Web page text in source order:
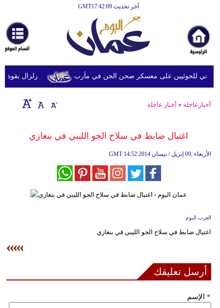
آخر تحديث GMT17:42:09
أخبارعاجلة
رياضة
ثقافة
إقتصاد
وموسيقى
ديكور
زلزال بقوة 6.3 درجة يضرب جنوب الفلبين دون تحذيرات من تسونامي أو أضرار فورية للحوثيين على معسكر صحن الجن في مأرب
أخبارعاجلة » أخبار عاجلة
اغتيال ضابط في سلاح الجو الليبي في بنغازي
GMT 14:52 2014 الأربعاء ,09 إبريل / نيسان
العرب اليوم
اغتيال ضابط في سلاح الجو الليبي في بنغازي
أرسل تعليقك
الإسم *